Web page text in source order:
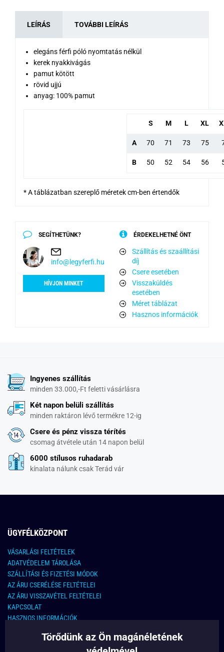
LEÍRÁS TOVÁBBI LEÍRÁS
elegáns férfi póló nyomtatás nélkül
kerek nyakkivágás
pamut kötött
rövid ujjú
anyag: 100% pamut
S M L XL
A 70 71 73 75
B 50 52 54 56
* A táblázatban szereplő méretek cm-ben értendők
SEGÍTHETÜNK?
info@legyferfi.hu
HÍVJON MINKET
ÉRDEKELHETNÉ ÖNT
Szállítás és szaállítási
díj
Csere esetében
Visszaküldés
esetében
Méret táblázat
Hasznos információk
Ingyenes szállítás
minden 33.000,-Ft feletti vásárlásra
Két napon belüli szállítás
minden raktáron lévő termékre 12-ig
Csere és pénz vissza térítés
csomag átvétele után 14 napon belül
6000 stílusos ruhadarab
kínalata nálunk csak Terád vár
ÜGYFÉLKÖZPONT
VÁSARLÁSI FELTÉTELEK
ADATVÉDELEM TÁROLÁSA
SZÁLLÍTÁSI ÉS FIZETÉSI MÓDOK
AZ ÁRU CSERÉLÉSE FELTÉTELEI
AZ ÁRU VISSZAVÉTEL FELTÉTELEI
KAPCSOLAT
HASZNOS INFORMÁCIÓK
KAPCSOLATTörődünk az Ön magánéletének